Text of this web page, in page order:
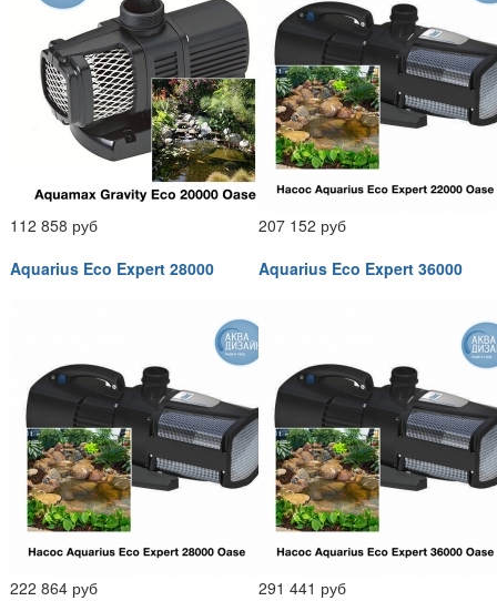
112 858 руб
207 152 руб
Aquarius Eco Expert 28000
222 864 руб
Aquarius Eco Expert 36000
291 441 руб